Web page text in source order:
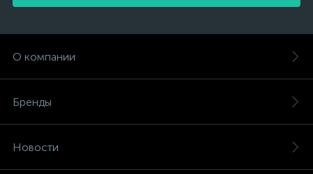
О компании
Бренды
Новости